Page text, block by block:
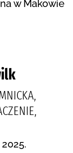
w Makowie